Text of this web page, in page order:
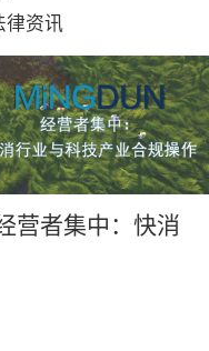
律资讯
营者集中：快消